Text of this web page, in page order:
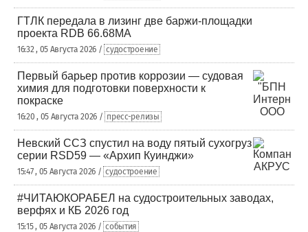
ГТЛК передала в лизинг две баржи-площадки
проекта RDB 66.68МА
16:32 , 05 Августа 2026 / судостроение
Первый барьер против коррозии — судовая
химия для подготовки поверхности к
покраске
16:20 , 05 Августа 2026 / пресс-релизы
Невский ССЗ спустил на воду пятый сухогруз
серии RSD59 — «Архип Куинджи»
15:47 , 05 Августа 2026 / судостроение
#ЧИТАЮКОРАБЕЛ на судостроительных заводах,
верфях и КБ 2026 год
15:15 , 05 Августа 2026 / события